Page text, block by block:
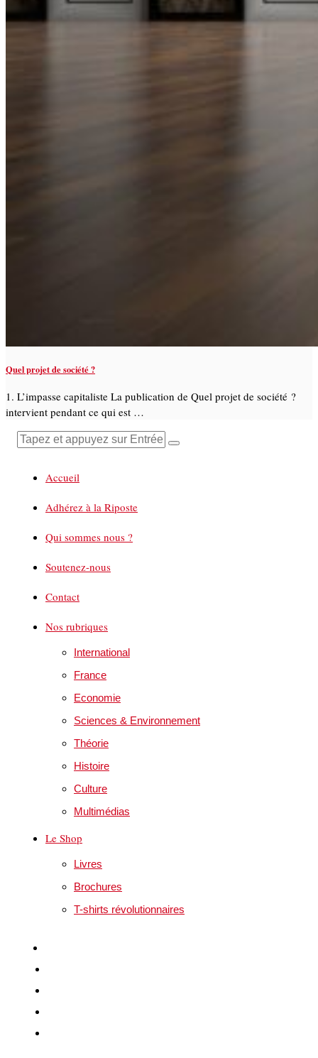
Quel projet de société ?
1. L’impasse capitaliste La publication de Quel projet de société ?
intervient pendant ce qui est …
Accueil
Adhérez à la Riposte
Qui sommes nous ?
Soutenez-nous
Contact
Nos rubriques
International
France
Economie
Sciences & Environnement
Théorie
Histoire
Culture
Multimédias
Le Shop
Livres
Brochures
T-shirts révolutionnaires